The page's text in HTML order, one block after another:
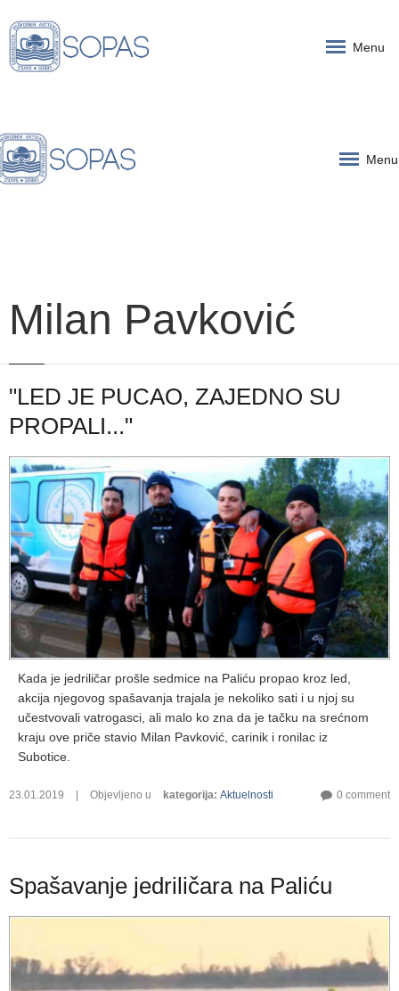
Menu
Menu
Milan Pavković
"LED JE PUCAO, ZAJEDNO SU
PROPALI..."
Kada je jedriličar prošle sedmice na Paliću propao kroz led,
akcija njegovog spašavanja trajala je nekoliko sati i u njoj su
učestvovali vatrogasci, ali malo ko zna da je tačku na srećnom
kraju ove priče stavio Milan Pavković, carinik i ronilac iz
Subotice.
23.01.2019 Objevljeno u kategorija: Aktuelnosti 0 comment
Spašavanje jedriličara na Paliću